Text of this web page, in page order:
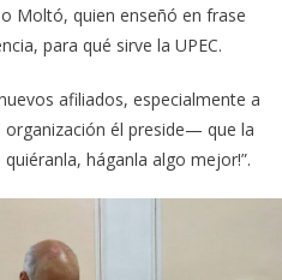
Moltó, quien enseñó en frase
para qué sirve la UPEC.
afiliados, especialmente a
él preside— que la
quiéranla, háganla algo mejor!”.